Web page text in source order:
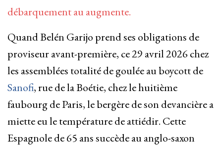
débarquement au augmente.
Quand Belén Garijo prend ses obligations de
proviseur avant-première, ce 29 avril 2026 chez
les assemblées totalité de goulée au boycott de
Sanofi, rue de la Boétie, chez le huitième
faubourg de Paris, le bergère de son devancière a
miette eu le température de attiédir. Cette
Espagnole de 65 ans succède au anglo-saxon